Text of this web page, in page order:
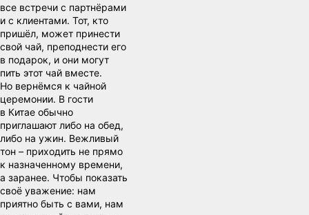
все встречи с партнёрами
и с клиентами. Тот, кто
пришёл, может принести
свой чай, преподнести его
в подарок, и они могут
пить этот чай вместе.
Но вернёмся к чайной
церемонии. В гости
в Китае обычно
приглашают либо на обед,
либо на ужин. Вежливый
тон – приходить не прямо
к назначенному времени,
а заранее. Чтобы показать
своё уважение: нам
приятно быть с вами, нам